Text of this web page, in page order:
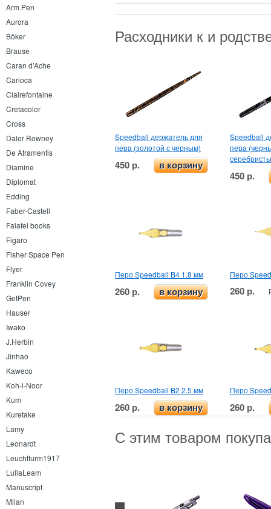
Arm.Pen
Aurora
Böker
Brause
Caran d’Ache
Carioca
Clairefontaine
Cretacolor
Cross
Daler Rowney
De Atramentis
Diamine
Diplomat
Edding
Faber-Castell
Falafel books
Figaro
Fisher Space Pen
Flyer
Franklin Covey
GetPen
Hauser
Iwako
J.Herbin
Jinhao
Kaweco
Koh-i-Noor
Kum
Kuretake
Lamy
Leonardt
Leuchtturm1917
LullaLeam
Manuscript
Milan
Расходники к и
Speedball держатель для
пера (золотой с черным)
450 р. в корзину
Speedball
пера
450 р.
Перо Speedball B4 1.8 мм
260 р. в корзину
Перо
260 р.
Перо Speedball B2 2.5 мм
260 р. в корзину
Перо
260 р.
С этим товаром